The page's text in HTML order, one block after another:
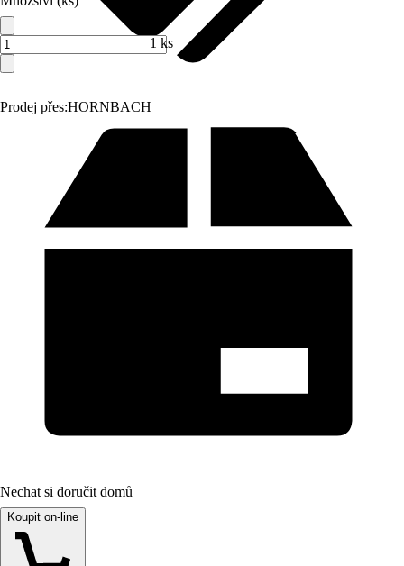
Prodej přes:HORNBACH
1 ks
Nechat si doručit domů
Koupit on-line